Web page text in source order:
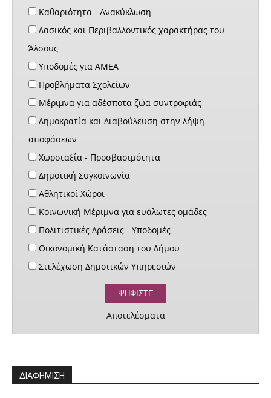
Καθαριότητα - Ανακύκλωση
Δασικός και Περιβαλλοντικός χαρακτήρας του
Άλσους
Υποδομές για ΑΜΕΑ
Προβλήματα Σχολείων
Μέριμνα για αδέσποτα ζώα συντροφιάς
Δημοκρατία και Διαβούλευση στην λήψη
αποφάσεων
Χωροταξία - Προσβασιμότητα
Δημοτική Συγκοινωνία
Αθλητικοί Χώροι
Κοινωνική Μέριμνα για ευάλωτες ομάδες
Πολιτιστικές Δράσεις - Υποδομές
Οικονομική Κατάσταση του Δήμου
Στελέχωση Δημοτικών Υπηρεσιών
Αποτελέσματα
ΔΙΑΦΗΜΙΣΗ